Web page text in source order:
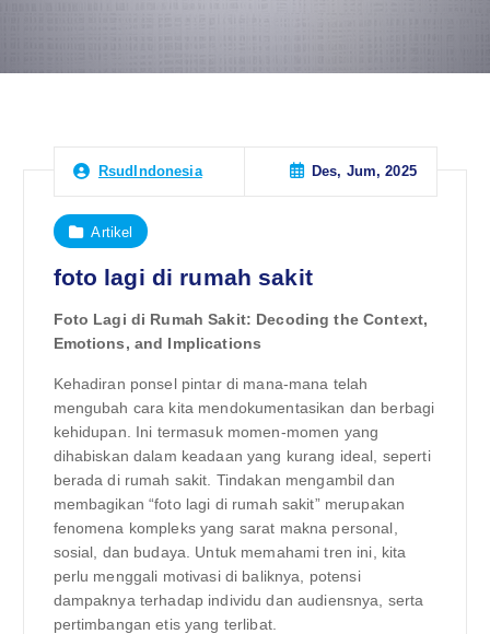
RsudIndonesia Des, Jum, 2025
Artikel
foto lagi di rumah sakit
Foto Lagi di Rumah Sakit: Decoding the Context,
Emotions, and Implications
Kehadiran ponsel pintar di mana-mana telah
mengubah cara kita mendokumentasikan dan berbagi
kehidupan. Ini termasuk momen-momen yang
dihabiskan dalam keadaan yang kurang ideal, seperti
berada di rumah sakit. Tindakan mengambil dan
membagikan “foto lagi di rumah sakit” merupakan
fenomena kompleks yang sarat makna personal,
sosial, dan budaya. Untuk memahami tren ini, kita
perlu menggali motivasi di baliknya, potensi
dampaknya terhadap individu dan audiensnya, serta
pertimbangan etis yang terlibat.